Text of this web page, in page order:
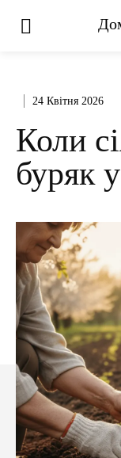
24 Квітня 2026
Коли
буряк